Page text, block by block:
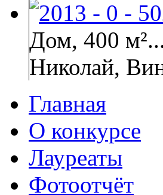
Дом, 400
Николай,
Главная
О конкурсе
Лауреаты
Фотоотчёт